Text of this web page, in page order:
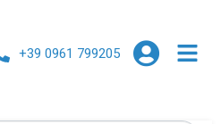
+39 0961 799205